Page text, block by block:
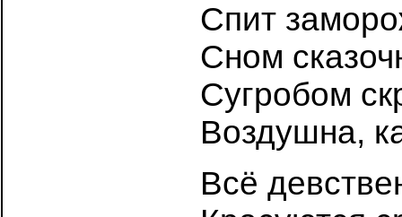
Спит
Сном
Сугробом
Воздушна,
Всё